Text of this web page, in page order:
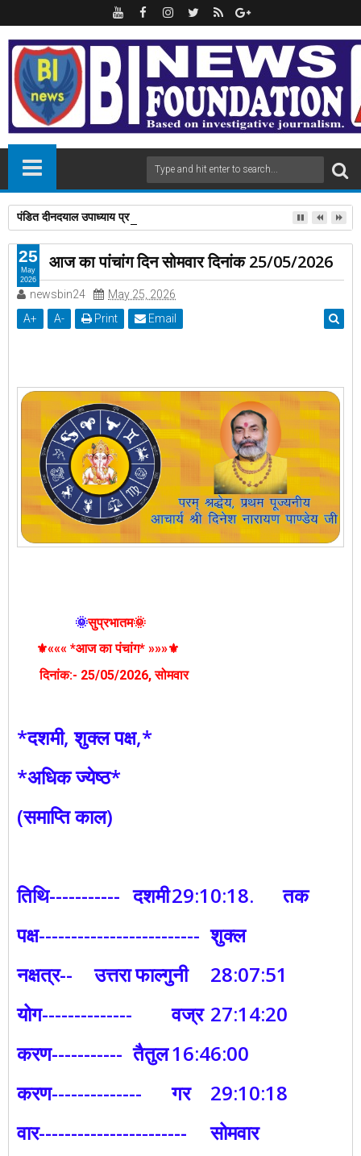
पंडित दीनदयाल उपाध्याय प्रशिक्षण महाअभियान में 112 लोगों को प्रशिक्षण दिलाने पर
आज का पांचांग दिन सोमवार दिनांक 25/05/2026
newsbin24
May 25, 2026
A+ A- Print Email
🌞सुप्रभातम🌞
⚜️««« *आज का पंचांग* »»»⚜️
दिनांक:- 25/05/2026, सोमवार
*दशमी, शुक्ल पक्ष,*
*अधिक ज्येष्ठ*
(समाप्ति काल)
तिथि----------- दशमी29:10:18. तक
पक्ष------------------------- शुक्ल
नक्षत्र--
उत्तरा फाल्गुनी
28:07:51
योग--------------
वज्र 27:14:20
करण----------- तैतुल16:46:00
करण--------------
गर
29:10:18
वार----------------‐------
सोमवार
25
May
2026